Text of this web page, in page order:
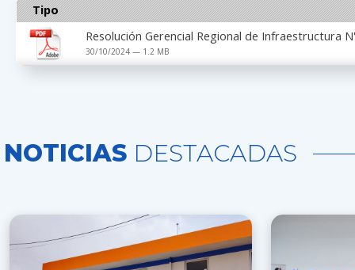
Tipo
Resolución Gerencial Regional de Infraestructura
30/10/2024 — 1.2 MB
NOTICIAS DESTACADAS